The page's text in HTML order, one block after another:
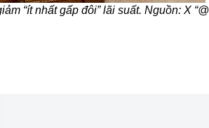
“ít nhất gấp đôi” lãi suất. Nguồn: X